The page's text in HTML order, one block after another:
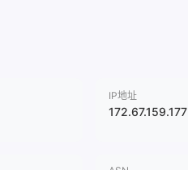
IP地址
172.67.159.177